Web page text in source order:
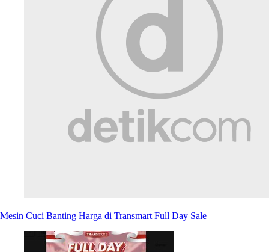
Mesin Cuci Banting Harga di Transmart Full Day Sale